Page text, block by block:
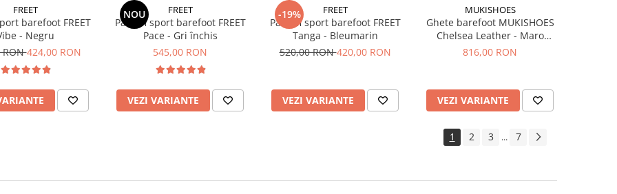
FREET
barefoot FREET
- Negru
RON424,00 RON
NOU FREET
Pantofi sport barefoot FREET
Pace - Gri închis
545,00 RON
VEZI VARIANTE
-19% FREET
Pantofi sport barefoot FREET
Tanga - Bleumarin
520,00 RON420,00 RON
VEZI VARIANTE
MUKISHOES
Ghete barefoot MUKISHOES
Chelsea Leather - Maro
caramel
816,00 RON
VEZI VARIANTE
1 2 3 ... 7